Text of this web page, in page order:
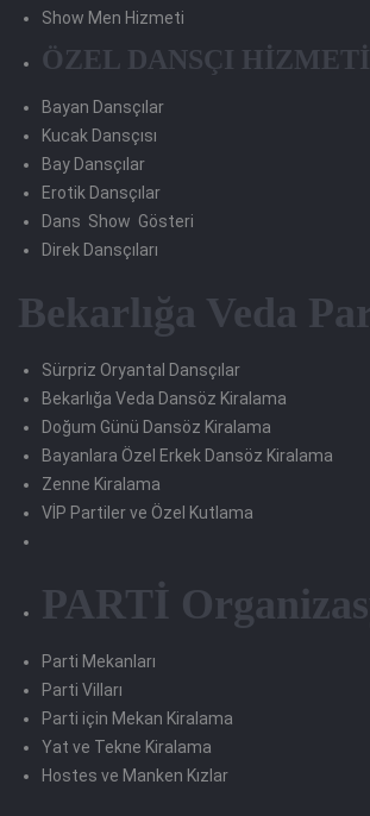
Show Men Hizmeti
ÖZEL DANSÇI HİZMETİ
Bayan Dansçılar
Kucak Dansçısı
Bay Dansçılar
Erotik Dansçılar
Dans Show Gösteri
Direk Dansçıları
Bekarlığa Veda
Sürpriz Oryantal Dansçılar
Bekarlığa Veda Dansöz Kiralama
Doğum Günü Dansöz Kiralama
Bayanlara Özel Erkek Dansöz Kiralama
Zenne Kiralama
VİP Partiler ve Özel Kutlama
PARTİ
Parti Mekanları
Parti Vilları
Parti için Mekan Kiralama
Yat ve Tekne Kiralama
Hostes ve Manken Kızlar